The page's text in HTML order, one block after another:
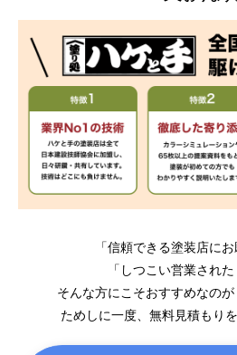
「信頼できる塗装店にお
「しつこい営業され
そんな方にこそおすすめなのが
ためしに一度、無料見積もり